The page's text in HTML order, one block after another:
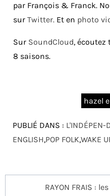
par François & Franck.
sur Twitter. Et en photo
Sur SoundCloud, écoutez
8 saisons.
hazel
PUBLIÉ DANS : L'INDÉPEN-
ENGLISH,POP FOLK,WAKE
Navigation
RAYON FRAIS :